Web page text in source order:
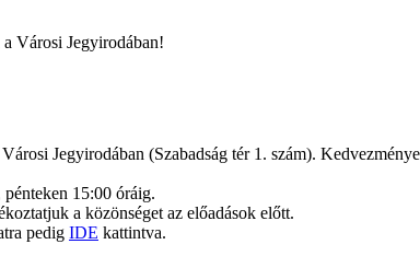
Városi Jegyirodában!
Jegyirodában (Szabadság tér 1. szám).
15:00 óráig.
a közönséget az előadások előtt.
pedig IDE kattintva.